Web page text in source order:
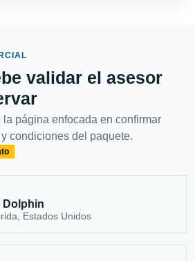
validar el asesor
página enfocada en confirmar
condiciones del paquete.
Dolphin
Estados Unidos